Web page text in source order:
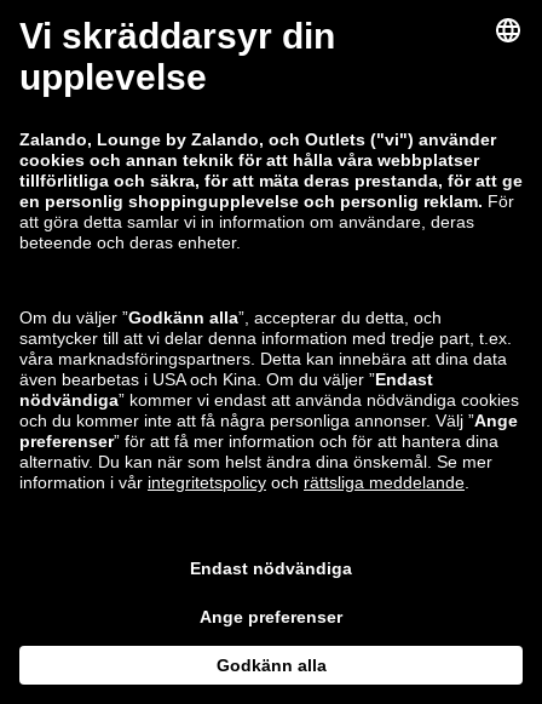
Produktsäkerhet
Zalando-koncernen
Zalando
ABOUT YOU
Lounge by Zalando Apps
rekommenderade detaljhandelspriset
Obligatoriska fält 4 Betrakta de visade beloppen i andra valutor än euro
som icke-bindande beräkning av den aktuella valutakursen och inte som
en obligatorisk tjänst från Lounge by Zalando. Alla beställningar kommer
att faktureras i €, vilket kan avvika något från beloppet i din hemvaluta